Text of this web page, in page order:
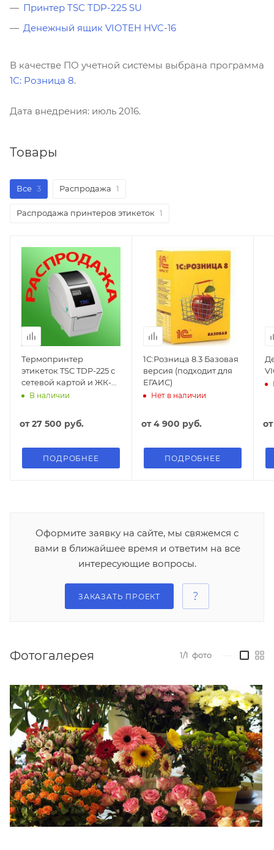
Принтер TSC TDP-225 SU
Денежный ящик VIOTEH HVC-16
В качестве ПО учетной системы выбрана программа
1С: Розница 8.
Дата внедрения: июль 2016.
Товары
Все 3 Распродажа 1
Распродажа принтеров этикеток 1
Термопринтер
этикеток TSC TDP-225 с
сетевой картой и ЖК-
дисплеем
В наличии
от27 500 руб.
ПОДРОБНЕЕ
1С:Розница 8.3 Базовая
версия (подходит для
ЕГАИС)
Нет в наличии
от4 900 руб.
ПОДРОБНЕЕ
Оформите заявку на сайте, мы свяжемся с
вами в ближайшее время и ответим на все
интересующие вопросы.
ЗАКАЗАТЬ ПРОЕКТ
Фотогалерея 1/1 фото